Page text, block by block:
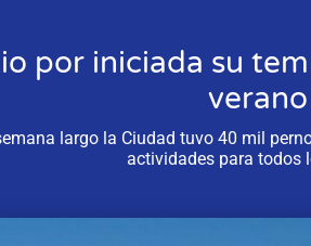
por iniciada su
verano
largo la Ciudad tuvo 40 mil
actividades para todos